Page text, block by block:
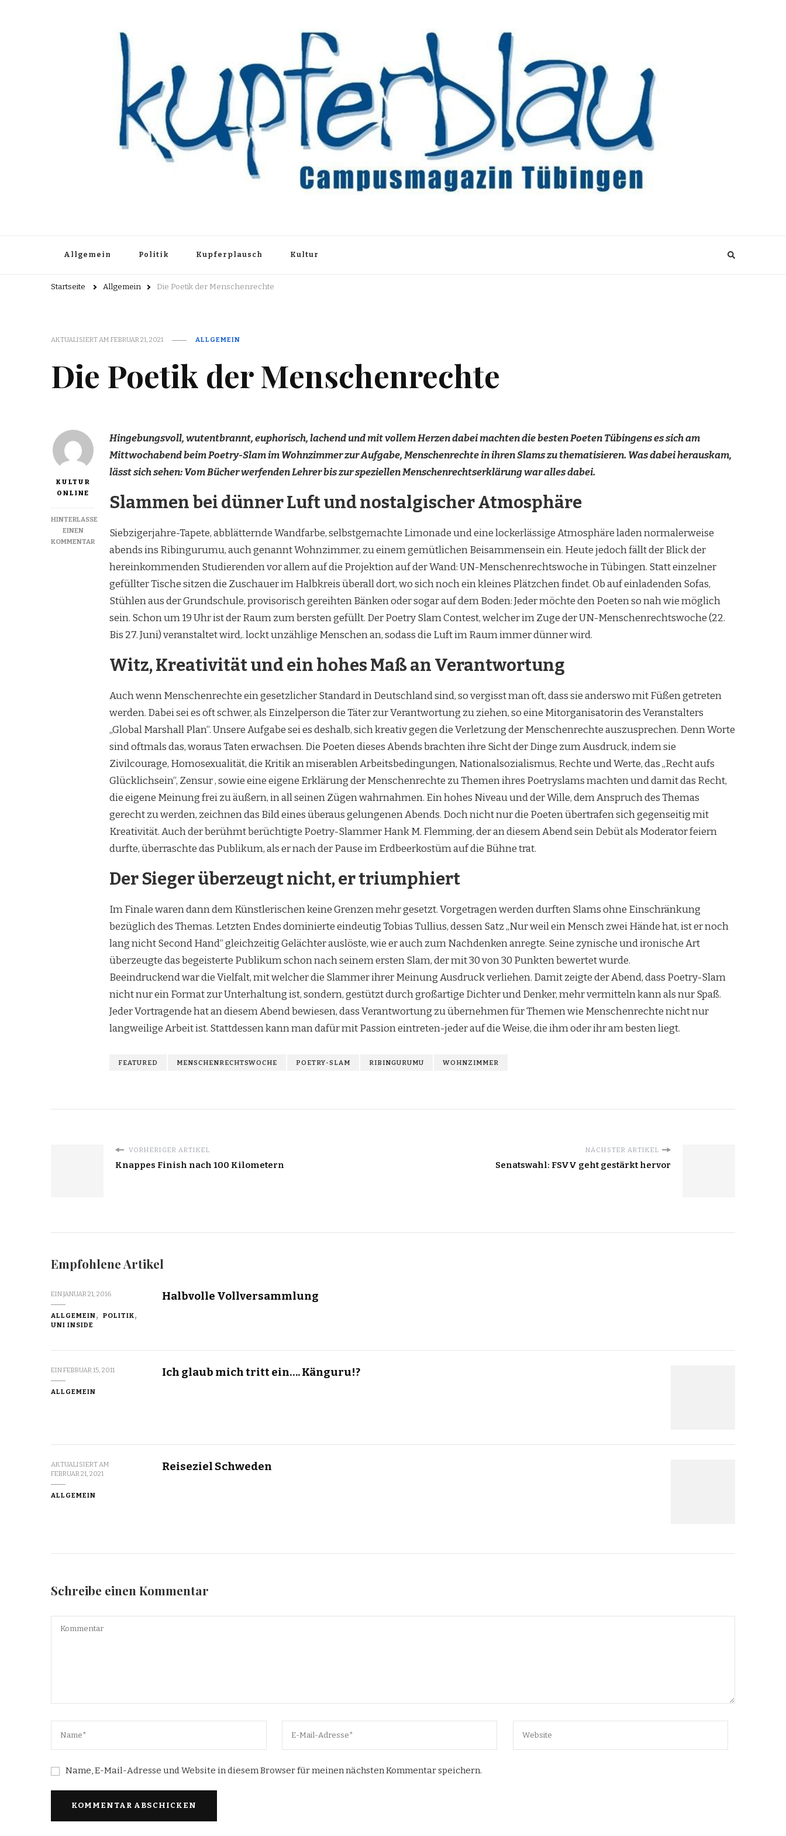
Kupferblau Archiv
Allgemein Politik Kupferplausch Kultur
Startseite Allgemein Die Poetik der Menschenrechte
AKTUALISIERT AM FEBRUAR 21, 2021 ALLGEMEIN
Die Poetik der Menschenrechte
KULTUR
ONLINE
HINTERLASSE
EINEN
KOMMENTARZU
POETIK
MENSCHENRECHTE
Hingebungsvoll, wutentbrannt, euphorisch, lachend und mit vollem Herzen dabei machten die besten Poeten Tübingens es sich am
Mittwochabend beim Poetry-Slam im Wohnzimmer zur Aufgabe, Menschenrechte in ihren Slams zu thematisieren. Was dabei herauskam,
lässt sich sehen: Vom Bücher werfenden Lehrer bis zur speziellen Menschenrechtserklärung war alles dabei.
Slammen bei dünner Luft und nostalgischer Atmosphäre
Siebzigerjahre-Tapete, abblätternde Wandfarbe, selbstgemachte Limonade und eine lockerlässige Atmosphäre laden normalerweise
abends ins Ribingurumu, auch genannt Wohnzimmer, zu einem gemütlichen Beisammensein ein. Heute jedoch fällt der Blick der
hereinkommenden Studierenden vor allem auf die Projektion auf der Wand: UN-Menschenrechtswoche in Tübingen. Statt einzelner
gefüllter Tische sitzen die Zuschauer im Halbkreis überall dort, wo sich noch ein kleines Plätzchen findet. Ob auf einladenden Sofas,
Stühlen aus der Grundschule, provisorisch gereihten Bänken oder sogar auf dem Boden: Jeder möchte den Poeten so nah wie möglich
sein. Schon um 19 Uhr ist der Raum zum bersten gefüllt. Der Poetry Slam Contest, welcher im Zuge der UN-Menschenrechtswoche (22.
Bis 27. Juni) veranstaltet wird,. lockt unzählige Menschen an, sodass die Luft im Raum immer dünner wird.
Witz, Kreativität und ein hohes Maß an Verantwortung
Auch wenn Menschenrechte ein gesetzlicher Standard in Deutschland sind, so vergisst man oft, dass sie anderswo mit Füßen getreten
werden. Dabei sei es oft schwer, als Einzelperson die Täter zur Verantwortung zu ziehen, so eine Mitorganisatorin des Veranstalters
„Global Marshall Plan“. Unsere Aufgabe sei es deshalb, sich kreativ gegen die Verletzung der Menschenrechte auszusprechen. Denn Worte
sind oftmals das, woraus Taten erwachsen. Die Poeten dieses Abends brachten ihre Sicht der Dinge zum Ausdruck, indem sie
Zivilcourage, Homosexualität, die Kritik an miserablen Arbeitsbedingungen, Nationalsozialismus, Rechte und Werte, das „Recht aufs
Glücklichsein“, Zensur , sowie eine eigene Erklärung der Menschenrechte zu Themen ihres Poetryslams machten und damit das Recht,
die eigene Meinung frei zu äußern, in all seinen Zügen wahrnahmen. Ein hohes Niveau und der Wille, dem Anspruch des Themas
gerecht zu werden, zeichnen das Bild eines überaus gelungenen Abends. Doch nicht nur die Poeten übertrafen sich gegenseitig mit
Kreativität. Auch der berühmt berüchtigte Poetry-Slammer Hank M. Flemming, der an diesem Abend sein Debüt als Moderator feiern
durfte, überraschte das Publikum, als er nach der Pause im Erdbeerkostüm auf die Bühne trat.
Der Sieger überzeugt nicht, er triumphiert
Im Finale waren dann dem Künstlerischen keine Grenzen mehr gesetzt. Vorgetragen werden durften Slams ohne Einschränkung
bezüglich des Themas. Letzten Endes dominierte eindeutig Tobias Tullius, dessen Satz „Nur weil ein Mensch zwei Hände hat, ist er noch
lang nicht Second Hand“ gleichzeitig Gelächter auslöste, wie er auch zum Nachdenken anregte. Seine zynische und ironische Art
überzeugte das begeisterte Publikum schon nach seinem ersten Slam, der mit 30 von 30 Punkten bewertet wurde.
Beeindruckend war die Vielfalt, mit welcher die Slammer ihrer Meinung Ausdruck verliehen. Damit zeigte der Abend, dass Poetry-Slam
nicht nur ein Format zur Unterhaltung ist, sondern, gestützt durch großartige Dichter und Denker, mehr vermitteln kann als nur Spaß.
Jeder Vortragende hat an diesem Abend bewiesen, dass Verantwortung zu übernehmen für Themen wie Menschenrechte nicht nur
langweilige Arbeit ist. Stattdessen kann man dafür mit Passion eintreten-jeder auf die Weise, die ihm oder ihr am besten liegt.
FEATURED MENSCHENRECHTSWOCHE POETRY-SLAM RIBINGURUMU WOHNZIMMER
VORHERIGER ARTIKEL
Knappes Finish nach 100 Kilometern
NÄCHSTER ARTIKEL
Senatswahl: FSVV geht gestärkt hervor
Empfohlene Artikel
EINJANUAR 21, 2016
ALLGEMEIN
POLITIK
UNI INSIDE
Halbvolle Vollversammlung
EINFEBRUAR 15, 2011
ALLGEMEIN
Ich glaub mich tritt ein…. Känguru!?
AKTUALISIERT AM
FEBRUAR 21, 2021
ALLGEMEIN
Reiseziel Schweden
Schreibe einen Kommentar
Name, E-Mail-Adresse und Website in diesem Browser für meinen nächsten Kommentar speichern.